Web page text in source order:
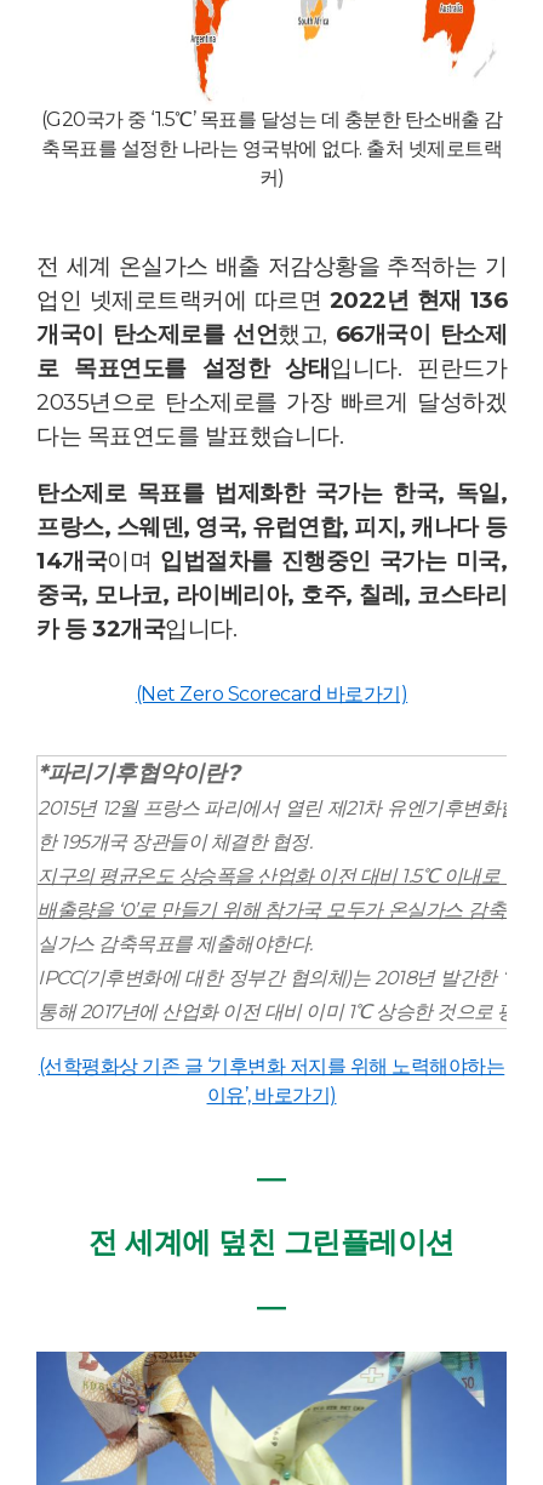
(G20국가 중 ‘1.5℃’ 목표를 달성는 데 충분한 탄소배출 감
축목표를 설정한 나라는 영국밖에 없다. 출처 넷제로트랙
커)
전 세계 온실가스 배출 저감상황을 추적하는 기
업인 넷제로트랙커에 따르면 2022년 현재 136
개국이 탄소제로를 선언했고, 66개국이 탄소제
로 목표연도를 설정한 상태입니다. 핀란드가
2035년으로 탄소제로를 가장 빠르게 달성하겠
다는 목표연도를 발표했습니다.
탄소제로 목표를 법제화한 국가는 한국, 독일,
프랑스, 스웨덴, 영국, 유럽연합, 피지, 캐나다 등
14개국이며 입법절차를 진행중인 국가는 미국,
중국, 모나코, 라이베리아, 호주, 칠레, 코스타리
카 등 32개국입니다.
(Net Zero Scorecard 바로가기)
*파리기후협약이란?
2015년 12월 프랑스 파리에서 열린 제21차 유엔기후변화협
한 195개국 장관들이 체결한 협정.
지구의 평균온도 상승폭을 산업화 이전 대비 1.5℃ 이내로 유지
배출량을 ‘0’로 만들기 위해 참가국 모두가 온실가스 감축의무
실가스 감축목표를 제출해야한다.
IPCC(기후변화에 대한 정부간 협의체)는 2018년 발간한 ‘지
통해 2017년에 산업화 이전 대비 이미 1℃ 상승한 것으로 평가
(선학평화상 기존 글 ‘기후변화 저지를 위해 노력해야하는
이유’, 바로가기)
―
전 세계에 덮친 그린플레이션
―